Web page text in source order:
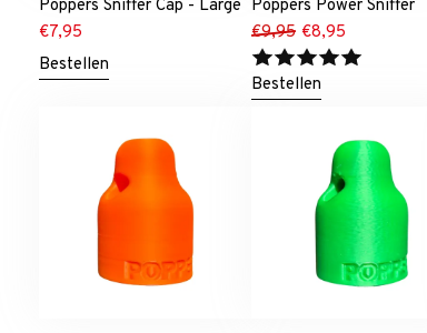
Poppers Sniffer Cap - Large
€7,95
Bestellen
Poppers Power Sniffer
€9,95 €8,95
Bestellen